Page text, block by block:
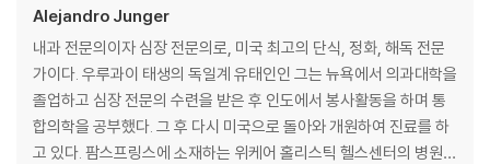
- 슈퍼마켓에 홀딱 반한 도시생활자의 딜레마
‘무엇을 위해’ 먹는지 잊어버린 사람들
- 식단공식에 집착하는 사람들, 위기에 처하다 | 빨리 멋진 몸을 만들 것인
가, 건강하게 오래 살 것인가 | 죽음을 무릅쓴 다이어트 열풍 | 거칠고 난폭
한 방식에서 벗어난 생식과 채식주의 운동
결국 자연의 방식을 따르는 게 답이다
Alejandro Junger
내과 전문의이자 심장 전문의로, 미국 최고의 단식, 정화, 해독 전문
가이다. 우루과이 태생의 독일계 유태인인 그는 뉴욕에서 의과대학을
졸업하고 심장 전문의 수련을 받은 후 인도에서 봉사활동을 하며 통
합의학을 공부했다. 그 후 다시 미국으로 돌아와 개원하여 진료를 하
고 있다. 팜스프링스에 소재하는 위케어 홀리스틱 헬스센터의 병원장